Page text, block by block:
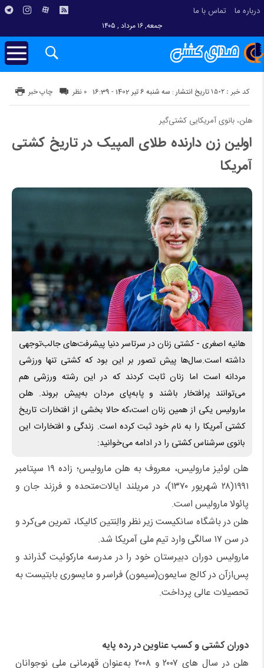
درباره ما تماس با ما
جمعه, ۱۶ مرداد , ۱۴۰۵
تاریخ انتشار : سه شنبه 6 تیر 1402 - 16:39 کد خبر : 1502 چاپ خبر ۰ نظر
هلن، بانوی آمریکایی کشتی‌گیر
اولین زن دارنده طلای المپیک در تاریخ کشتی
آمریکا
هانیه اصغری - کشتی زنان در سرتاسر دنیا پیشرفت‌های جالب‌توجهی
داشته است.سال‌ها پیش تصور بر این بود که کشتی تنها ورزشی
مردانه است اما زنان ثابت کردند که در این رشته ورزشی هم
می‌توانند پرافتخار باشند و پابه‌پای مردان به‌پیش بروند. هلن
مارولیس یکی از همین زنان است،که حالا بخشی از افتخارات تاریخ
کشتی آمریکا را به نام خود ثبت کرده است. زندگی و افتخارات این
بانوی سرشناس کشتی را در ادامه می‌خوانید:
هلن لوئیز مارولیس، معروف به هلن مارولیس؛ زاده ۱۹ سپتامبر
۱۹۹۱(۲۸ شهریور ۱۳۷۰)، در مریلند ایالات‌متحده و فرزند جان و
پائولا مارولیس است.
هلن در باشگاه سانکیست زیر نظر والِنتین کالیکا، تمرین می‌کرد و
در سن ۱۷ سالگی وارد تیم ملی آمریکا شد.
مارولیس دوران دبیرستان خود را در مدرسه مارکوئیت گذراند و
پس‌ازآن در کالج سایمون(سیمون) فراسر و مایسوری بابتیست به
تحصیلات عالی پرداخت.
دوران کشتی و کسب عناوین در رده پایه
هلن در سال های ۲۰۰۷ و ۲۰۰۸ به‌عنوان قهرمانی ملی نوجوانان